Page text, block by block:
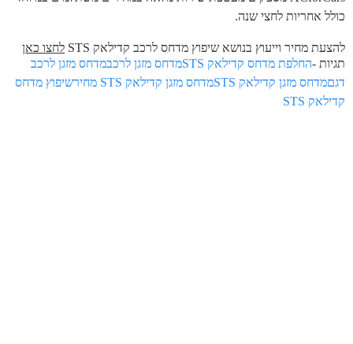
כולל אחריות לחצי שנה.
להצעת מחיר וייעוץ בנושא שיפוץ מדחס לרכב קדילאק STS
לחצו כאן
תגיות -החלפת מדחס קדילאק STS מדחס מזגן לרכבמדחס מזגן לרכב
דגםמדחס מזגן קדילאק STS מדחס מזגן קדילאק STS מחיר
שיפוץ מדחס
קדילאק STS